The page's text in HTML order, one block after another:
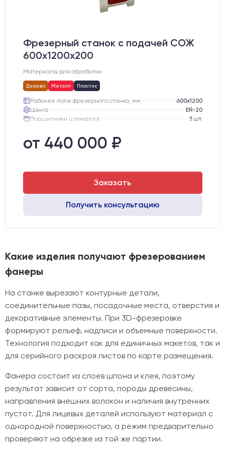
Фрезерный станок с подачей СОЖ
600х1200х200
Материалы для обработки:
Дерево Металл Пластик
Рабочее поле фрезерного станка, мм:
600х1200
Цанга:
ER-20
Подшипники шпинделя:
3 шт.
Двигатели:
от 440 000 ₽
Заказать
Получить консультацию
Какие изделия получают фрезерованием
фанеры
На станке вырезают контурные детали,
соединительные пазы, посадочные места, отверстия и
декоративные элементы. При 3D-фрезеровке
формируют рельеф, надписи и объемные поверхности.
Технология подходит как для единичных макетов, так и
для серийного раскроя листов по карте размещения.
Фанера состоит из слоев шпона и клея, поэтому
результат зависит от сорта, породы древесины,
направления внешних волокон и наличия внутренних
пустот. Для лицевых деталей используют материал с
однородной поверхностью, а режим предварительно
проверяют на обрезке из той же партии.